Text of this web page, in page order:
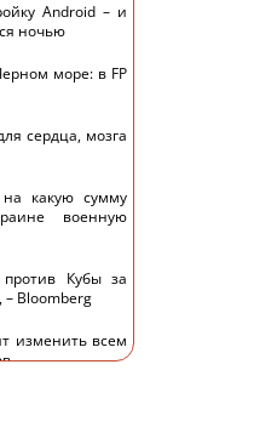
Android – и
ночью
море: в FP
сердца, мозга
какую сумму
военную
Кубы за
– Bloomberg
изменить всем